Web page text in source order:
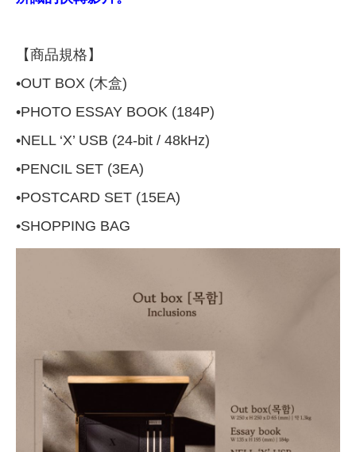
【商品規格】
•OUT BOX (木盒)
•PHOTO ESSAY BOOK (184P)
•NELL ‘X’ USB (24-bit / 48kHz)
•PENCIL SET (3EA)
•POSTCARD SET (15EA)
•SHOPPING BAG